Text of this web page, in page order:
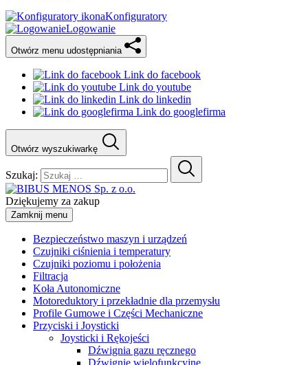
Konfiguratory
Logowanie
Otwórz menu udostępniania
Link do facebook
Link do youtube
Link do linkedin
Link do googlefirma
Otwórz wyszukiwarkę
Szukaj:
Dziękujemy za zakup
Zamknij menu
Bezpieczeństwo maszyn i urządzeń
Czujniki ciśnienia i temperatury
Czujniki poziomu i położenia
Filtracja
Koła Autonomiczne
Motoreduktory i przekładnie dla przemysłu
Profile Gumowe i Części Mechaniczne
Przyciski i Joysticki
Joysticki i Rękojeści
Dźwignia gazu ręcznego